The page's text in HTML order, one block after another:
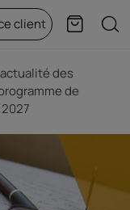
client Panier
des
de